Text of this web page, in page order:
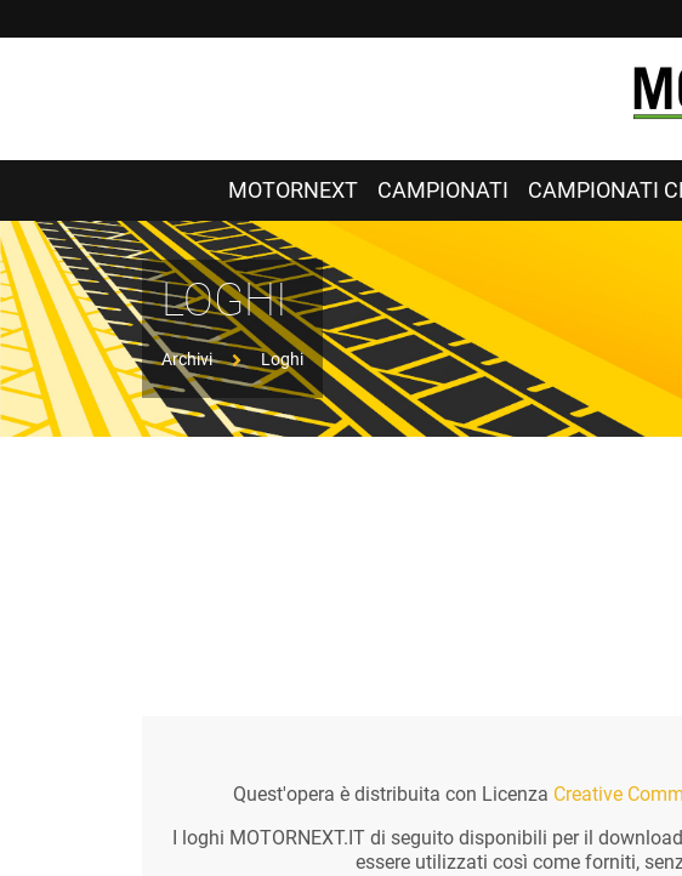
MOTORNEXT CAMPIONATI CAMPIONATI
LOGHI
Archivi Loghi
Quest'opera è distribuita con Licenza Creative
I loghi MOTORNEXT.IT di seguito disponibili per il
essere utilizzati così come forniti,